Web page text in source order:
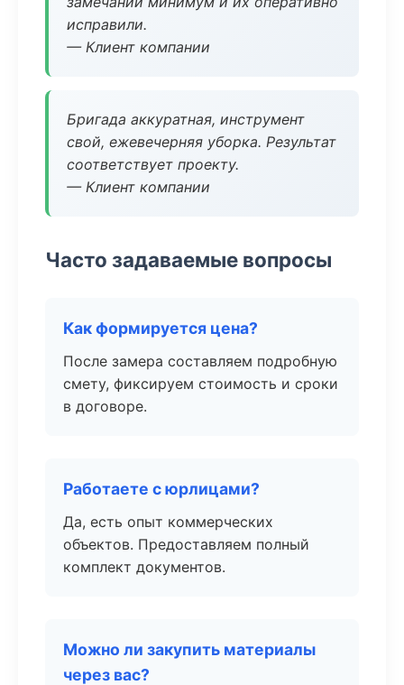
исправили.
— Клиент компании
Бригада аккуратная, инструмент
свой, ежевечерняя уборка. Результат
соответствует проекту.
— Клиент компании
Часто задаваемые вопросы
Как формируется цена?
После замера составляем подробную
смету, фиксируем стоимость и сроки
в договоре.
Работаете с юрлицами?
Да, есть опыт коммерческих
объектов. Предоставляем полный
комплект документов.
Можно ли закупить материалы
через вас?